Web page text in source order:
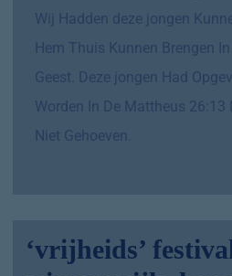
Wij Hadden deze jongen
Hem Thuis Kunnen Brengen
Geest. Deze jongen Had
Worden In De Mattheus
Niet Gehoeven.
‘vrijheids’